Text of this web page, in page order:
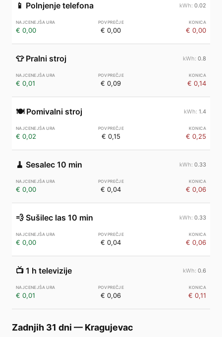
📱 Polnjenje telefona 0.02
€ 0,00 € 0,00 € 0,00
👕 Pralni stroj 0.8
€ 0,01 € 0,09 € 0,14
🍽️ Pomivalni stroj 1.4
€ 0,02 € 0,15 € 0,25
🧹 Sesalec 10 min 0.33
€ 0,00 € 0,04 € 0,06
💨 Sušilec las 10 min 0.33
€ 0,00 € 0,04 € 0,06
📺 1 h televizije 0.6
€ 0,01 € 0,06 € 0,11
Zadnjih 31 dni — Kragujevac